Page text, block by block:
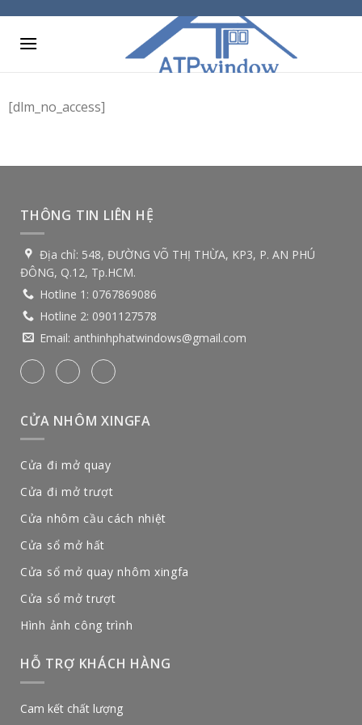
content
[dlm_no_access]
THÔNG TIN LIÊN HỆ
Địa chỉ: 548, ĐƯỜNG VÕ THỊ THỪA, KP3, P. AN PHÚ
ĐÔNG, Q.12, Tp.HCM.
Hotline 1: 0767869086
Hotline 2: 0901127578
Email: anthinhphatwindows@gmail.com
CỬA NHÔM XINGFA
Cửa đi mở quay
Cửa đi mở trượt
Cửa nhôm cầu cách nhiệt
Cửa sổ mở hất
Cửa sổ mở quay nhôm xingfa
Cửa sổ mở trượt
Hình ảnh công trình
HỖ TRỢ KHÁCH HÀNG
Cam kết chất lượng